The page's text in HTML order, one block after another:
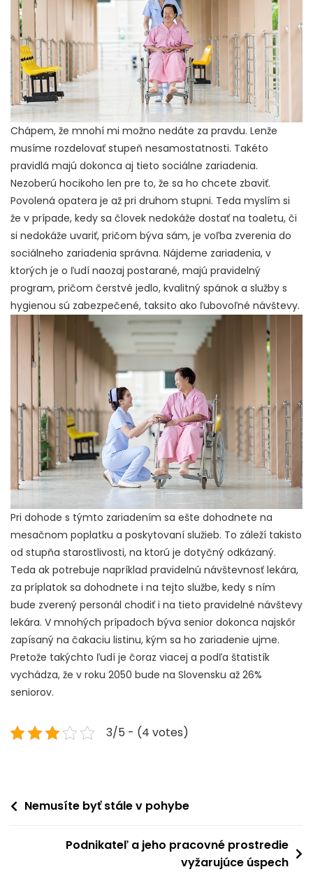
Chápem, že mnohí mi možno nedáte za pravdu. Lenže
musíme rozdelovať stupeň nesamostatnosti. Takéto
pravidlá majú dokonca aj tieto sociálne zariadenia.
Nezoberú hocikoho len pre to, že sa ho chcete zbaviť.
Povolená opatera je až pri druhom stupni. Teda myslím si
že v prípade, kedy sa človek nedokáže dostať na toaletu, či
si nedokáže uvariť, pričom býva sám, je voľba zverenia do
sociálneho zariadenia správna. Nájdeme zariadenia, v
ktorých je o ľudí naozaj postarané, majú pravidelný
program, pričom čerstvé jedlo, kvalitný spánok a služby s
hygienou sú zabezpečené, taksito ako ľubovoľné návštevy.
Pri dohode s týmto zariadením sa ešte dohodnete na
mesačnom poplatku a poskytovaní služieb. To záleží takisto
od stupňa starostlivosti, na ktorú je dotyčný odkázaný.
Teda ak potrebuje napríklad pravidelnú návštevnosť lekára,
za príplatok sa dohodnete i na tejto službe, kedy s ním
bude zverený personál chodiť i na tieto pravidelné návštevy
lekára. V mnohých prípadoch býva senior dokonca najskôr
zapísaný na čakaciu listinu, kým sa ho zariadenie ujme.
Pretože takýchto ľudí je čoraz viacej a podľa štatistík
vychádza, že v roku 2050 bude na Slovensku až 26%
seniorov.
3/5 - (4 votes)
Navigace
příspěvek
Nemusíte byť stále v pohybe
Podnikateľ a jeho pracovné prostredie
vyžarujúce úspech